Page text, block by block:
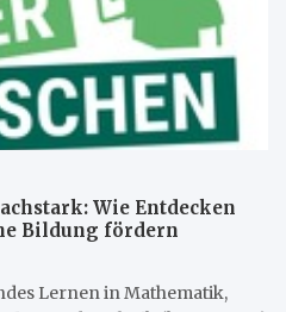
Wie Entdecken
Bildung fördern
Lernen in Mathematik,